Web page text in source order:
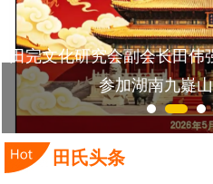
田完文化研究会副会长田
参加湖南九嶷
田氏头条